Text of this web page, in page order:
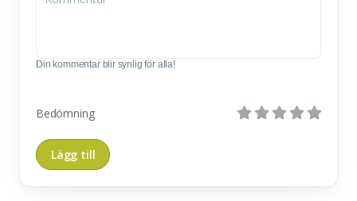
Din kommentar blir synlig för alla!
Bedömning